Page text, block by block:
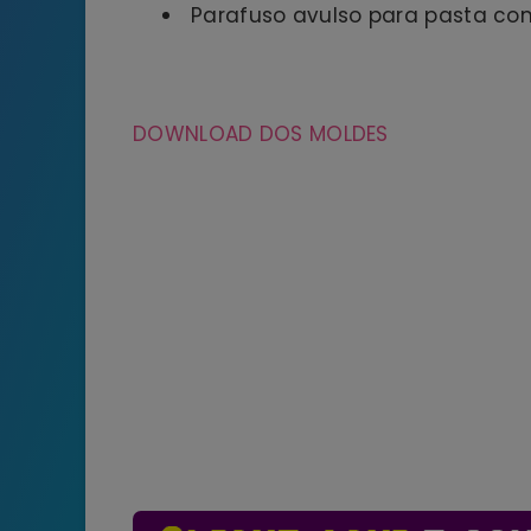
Parafuso avulso para pasta
DOWNLOAD DOS MOLDES